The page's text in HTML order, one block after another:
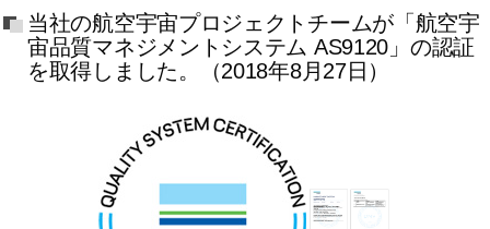
当社の航空宇宙プロジェクトチームが「航空宇
宙品質マネジメントシステム AS9120」の認証
を取得しました。（2018年8月27日）